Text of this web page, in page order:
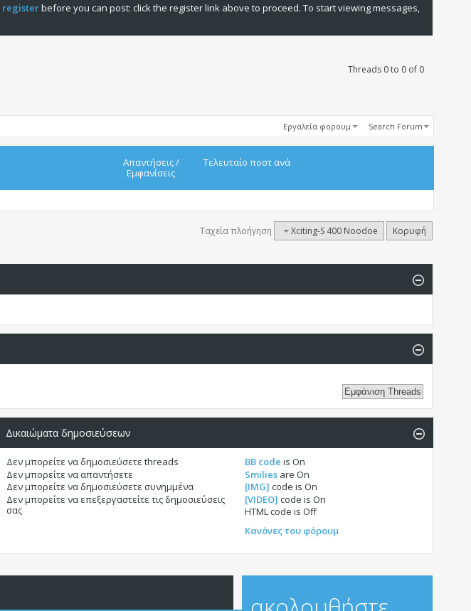
registerbefore you can post: click the register link above to proceed. To start viewing messages,
Threads 0 to 0 of 0
Εργαλεία φορουμ Search Forum
Απαντήσεις/
Εμφανίσεις
Τελευταίο ποστ ανά
Ταχεία πλοήγηση Xciting-S 400 Noodoe Κορυφή
Δικαιώματα δημοσιεύσεων
Δεν μπορείτε να δημοσιεύσετε threads
Δεν μπορείτε να απαντήσετε
Δεν μπορείτε να δημοσιεύσετε συνημμένα
Δεν μπορείτενα επεξεργαστείτε τις δημοσιεύσεις
σας
BB code is On
Smiliesare On
[IMG] code is On
[VIDEO] code is On
HTML code is Off
Κανόνες του φόρουμ